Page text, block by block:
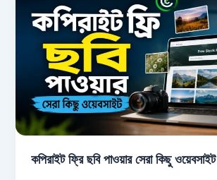
কপিরাইট ফ্রি ছবি পাওয়ার সেরা কিছু ওয়েবসাইট